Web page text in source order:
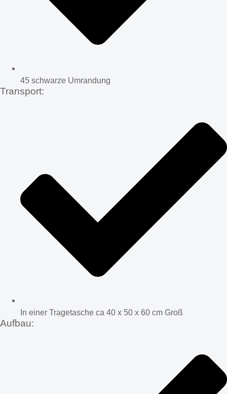
45 schwarze Umrandung
Transport:
In einer Tragetasche ca 40 x 50 x 60 cm Groß
Aufbau: